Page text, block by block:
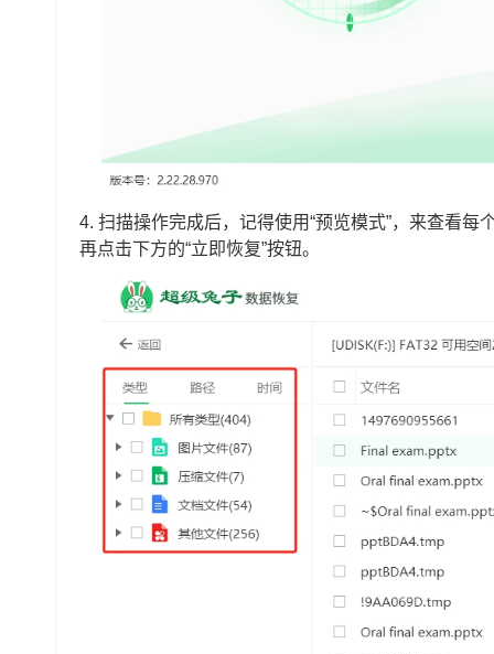
4. 扫描操作完成后，记得使用“预览模式”，来查看
再点击下方的“立即恢复”按钮。